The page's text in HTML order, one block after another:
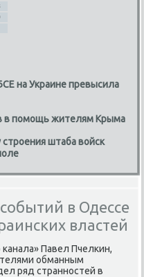
на Украине превысила
в помощь жителям Крыма
штаба войск
в Одессе
властей
Павел Пчелкин,
обманным
ряд странностей в